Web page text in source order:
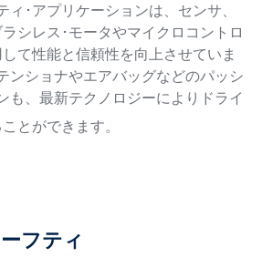
ィ･アプリケーションは、センサ、
シレス･モータやマイクロコントロ
て性能と信頼性を向上させていま
ンショナやエアバッグなどのパッシ
も、最新テクノロジーによりドライ
とができます。
フティ